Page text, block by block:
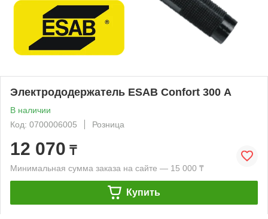
Электрододержатель ESAB Confort 300 А
В наличии
Код: 0700006005
Розница
12 070 ₸
Минимальная сумма заказа на сайте — 15 000 ₸
Купить